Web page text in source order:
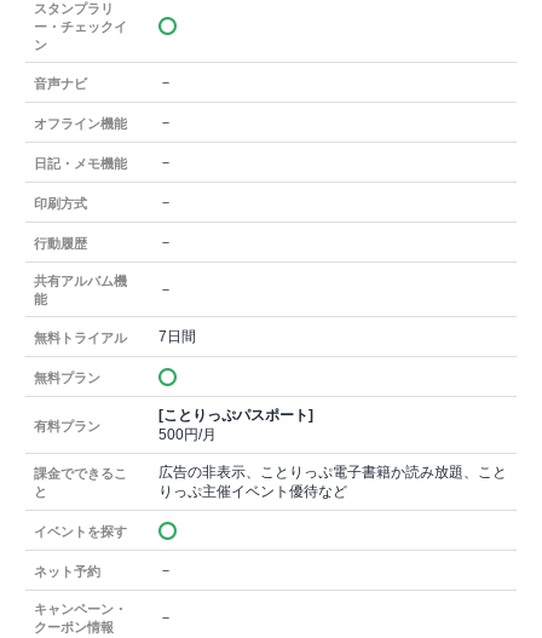
スタンプラリ
ー・チェックイ
ン
音声ナビ －
オフライン機能 －
日記・メモ機能 －
印刷方式 －
行動履歴 －
共有アルバム機
能
－
無料トライアル 7日間
無料プラン
有料プラン
[ことりっぷパスポート]
500円/月
課金でできるこ
と
広告の非表示、ことりっぷ電子書籍か読み放題、こと
りっぷ主催イベント優待など
イベントを探す
ネット予約 －
キャンペーン・
クーポン情報
－